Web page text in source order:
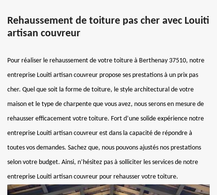
Rehaussement de toiture pas cher avec Louiti
artisan couvreur
Pour réaliser le rehaussement de votre toiture à Berthenay 37510, notre
entreprise Louiti artisan couvreur propose ses prestations à un prix pas
cher. Quel que soit la forme de toiture, le style architectural de votre
maison et le type de charpente que vous avez, nous serons en mesure de
rehausser efficacement votre toiture. Fort d’une solide expérience notre
entreprise Louiti artisan couvreur est dans la capacité de répondre à
toutes vos demandes. Sachez que, nous pouvons ajustés nos prestations
selon votre budget. Ainsi, n’hésitez pas à solliciter les services de notre
entreprise Louiti artisan couvreur pour rehausser votre toiture.